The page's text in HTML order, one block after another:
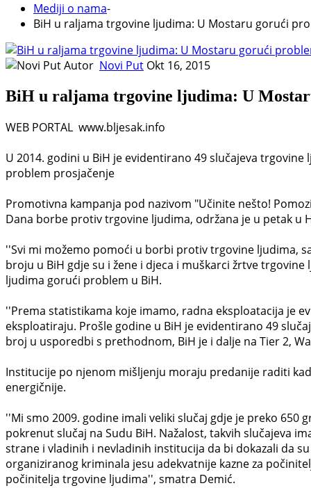
Mediji o nama-
BiH u raljama trgovine ljudima: U Mostaru gorući
Autor Novi Put Okt 16, 2015
BiH u raljama trgovine ljudima: U
WEB PORTAL www.bljesak.info
U 2014. godini u BiH je evidentirano 49 slučajeva
problem prosjačenje
Promotivna kampanja pod nazivom "Učinite nešto!
Dana borbe protiv trgovine ljudima, održana je u petak u
''Svi mi možemo pomoći u borbi protiv trgovine ljudima,
broju u BiH gdje su i žene i djeca i muškarci žrtve
ljudima gorući problem u BiH.
''Prema statistikama koje imamo, radna eksploatacija je
eksploatiraju. Prošle godine u BiH je evidentirano 49
broj u usporedbi s prethodnom, BiH je i dalje na Tier 2,
Institucije po njenom mišljenju moraju predanije raditi
energičnije.
''Mi smo 2009. godine imali veliki slučaj gdje je preko 650
pokrenut slučaj na Sudu BiH. Nažalost, takvih slučajeva
strane i vladinih i nevladinih institucija da bi dokazali da
organiziranog kriminala jesu adekvatnije kazne za
počinitelja trgovine ljudima'', smatra Demić.